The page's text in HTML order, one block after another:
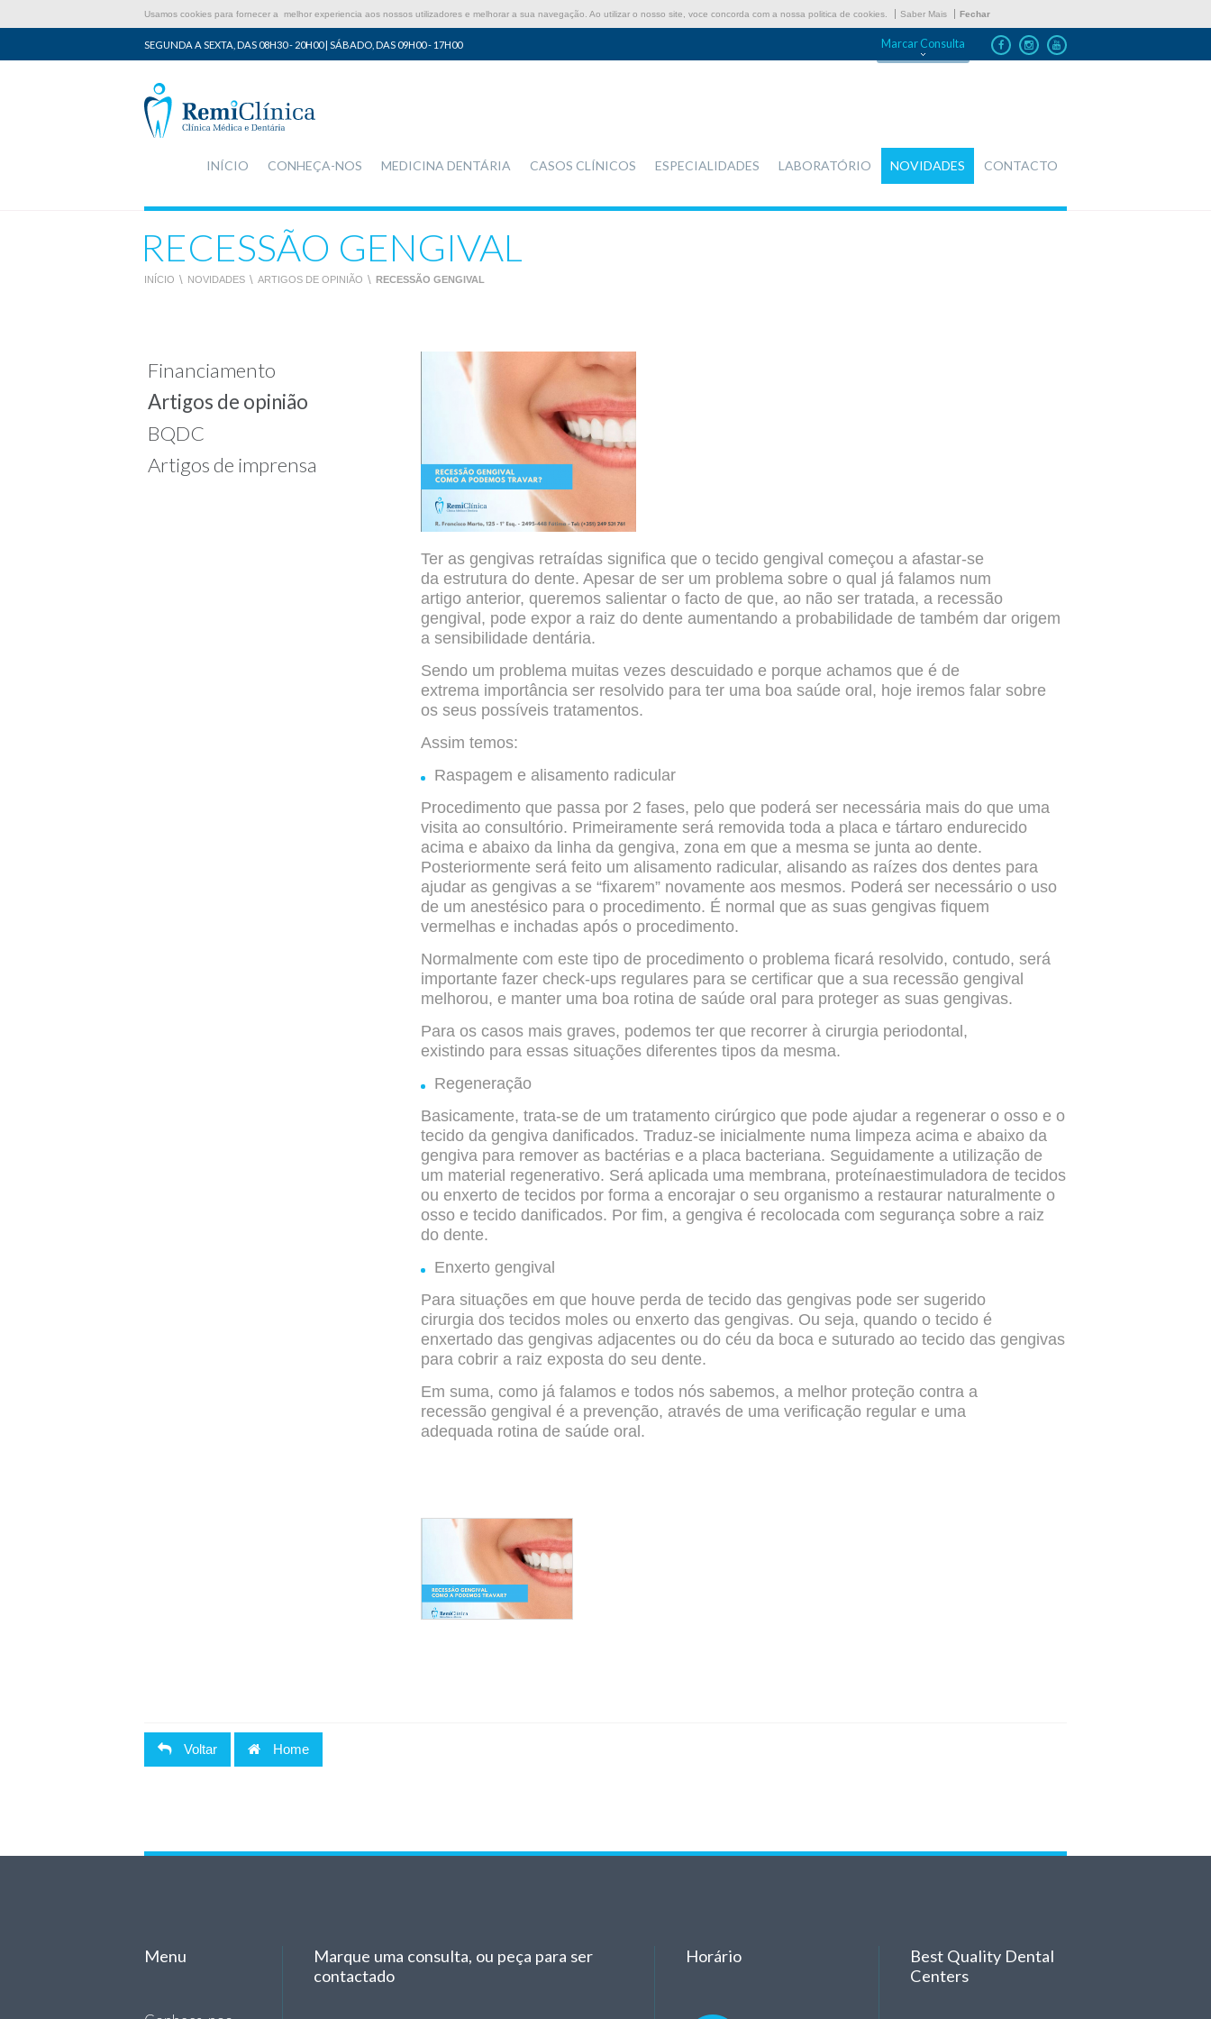
Usamos cookies para fornecer a melhor experiencia aos nossos utilizadores e melhorar a sua navegação. Ao utilizar o nosso site, voce concorda com a nossa politica de cookies. Saber Mais Fechar
SEGUNDA A SEXTA, DAS 08H30 - 20H00 | SÁBADO, DAS 09H00 - 17H00 Marcar Consulta
INÍCIO CONHEÇA-NOS MEDICINA DENTÁRIA CASOS CLÍNICOS ESPECIALIDADES LABORATÓRIO NOVIDADES CONTACTO
RECESSÃO GENGIVAL
INÍCIO \ NOVIDADES \ ARTIGOS DE OPINIÃO \ RECESSÃO GENGIVAL
Financiamento
Artigos de opinião
BQDC
Artigos de imprensa
Ter as gengivas retraídas significa que o tecido gengival começou a afastar-se
daestrutura do dente. Apesar de ser um problema sobre o qual já falamos num
artigo anterior, queremos salientar o facto de que, ao não ser tratada, a recessão
gengival, pode expor a raiz do dente aumentando a probabilidade de também dar origem
a sensibilidade dentária.
Sendo um problema muitas vezes descuidado e porque achamos que é de
extrema importância ser resolvido para ter uma boa saúde oral, hoje iremos falar sobre
os seus possíveis tratamentos.
Assim temos:
Raspagem e alisamento radicular
Procedimento que passa por 2 fases, pelo que poderá ser necessária mais do que uma
visita ao consultório. Primeiramente será removida toda a placa e tártaroendurecido
acima e abaixo da linha da gengiva, zona em que a mesma se junta aodente.
Posteriormente será feito um alisamento radicular, alisando as raízes dosdentes para
ajudar as gengivas a se “fixarem” novamente aos mesmos. Poderá ser necessário o uso
de um anestésico para o procedimento. É normal que as suasgengivas fiquem
vermelhas e inchadas após o procedimento.
Normalmente com este tipo de procedimento o problema ficará resolvido, contudo, será
importante fazer check-ups regulares para se certificar que a sua recessãogengival
melhorou, e manter uma boa rotina de saúde oral para proteger as suasgengivas.
Para os casos mais graves, podemos ter que recorrer à cirurgia periodontal,
existindo para essas situações diferentes tipos da mesma.
Regeneração
Basicamente, trata-se de um tratamento cirúrgico que pode ajudar a regenerar o ossoe o
tecido da gengiva danificados. Traduz-se inicialmente numa limpeza acima e abaixo da
gengiva para remover as bactérias e a placa bacteriana. Seguidamente a utilização de
um material regenerativo. Será aplicada uma membrana, proteínaestimuladora de tecidos
ou enxerto de tecidos por forma a encorajar o seu organismo a restaurar naturalmente o
osso e tecido danificados. Por fim, a gengiva é recolocadacom segurança sobre a raiz
do dente.
Enxerto gengival
Para situações em que houve perda de tecido das gengivas pode ser sugerido
cirurgiados tecidos moles ou enxerto das gengivas. Ou seja, quando o tecido é
enxertado dasgengivas adjacentes ou do céu da boca e suturado ao tecido das gengivas
para cobrir a raiz exposta do seu dente.
Em suma, como já falamos e todos nós sabemos, a melhor proteção contra a
recessão gengival é a prevenção, através de uma verificação regular e uma
adequada rotina de saúde oral.
Voltar Home
Menu
Marque uma consulta, ou peça para ser
contactado
Horário
Best Quality Dental
Centers